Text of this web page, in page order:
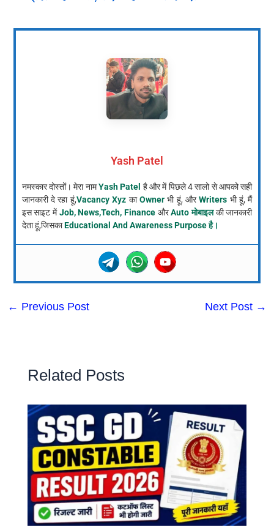
Yash Patel
नमस्कार दोस्तों। मेरा नामYash Patel है और में पिछले 4 सालो से आपको सही
जानकारी दे रहा हूं,Vacancy Xyz काOwnerभी हूं, औरWriters भी हूं, मैं
इस साइट मेंJob, News,Tech, Finance औरAuto मोबाइलकी जानकारी
देता हूं,जिसकाEducational And Awareness Purpose है।
← Previous Post Next Post →
Related Posts